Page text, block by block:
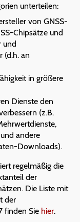
unterteilen:
von GNSS-
Chipsätze und
und
(d.h. an
in größere
Dienste den
(z.B.
andere
Downloads).
regelmäßig die
der
Die Liste mit
der
finden Sie hier.